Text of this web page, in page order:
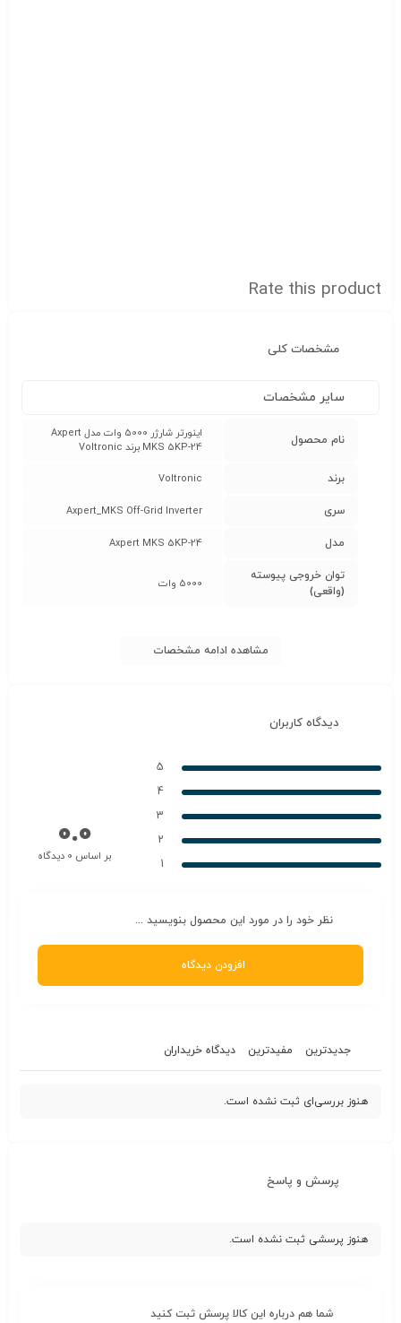
Rate this product
مشخصات کلی
سایر مشخصات
نام محصول
اینورتر شارژر 5000 وات مدل Axpert
MKS 5KP-24 برند Voltronic
برند Voltronic
سری Axpert_MKS Off-Grid Inverter
مدل Axpert MKS 5KP-24
توان خروجی پیوسته
(واقعی)
5000 وات
مشاهده ادامه مشخصات
دیدگاه کاربران
جدیدترین مفیدترین دیدگاه خریداران
هنوز بررسی‌ای ثبت نشده است.
5
4
3
2
1
0.0
بر اساس 0 دیدگاه
نظر خود را در مورد این محصول بنویسید ...
افزودن دیدگاه
پرسش و پاسخ
هنوز پرسشی ثبت نشده است.
شما هم درباره این کالا پرسش ثبت کنید